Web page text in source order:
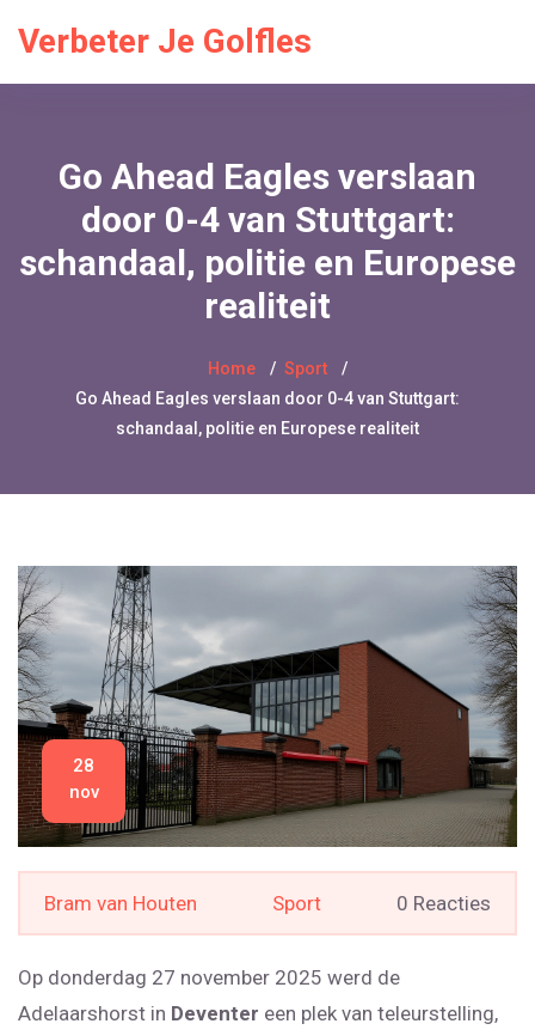
Verbeter Je Golfles
Go Ahead Eagles verslaan
door 0-4 van Stuttgart:
schandaal, politie en Europese
realiteit
Home
Sport
Go Ahead Eagles verslaan door 0-4 van Stuttgart:
schandaal, politie en Europese realiteit
28
nov
Bram van Houten Sport 0 Reacties
Op donderdag 27 november 2025 werd de
Adelaarshorst in Deventer een plek van teleurstelling,